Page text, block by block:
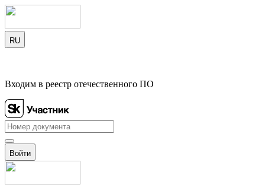
RU
Входим в реестр отечественного ПО
Войти